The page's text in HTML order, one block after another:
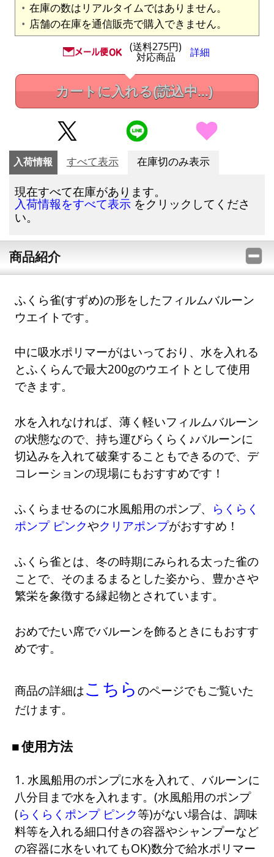
在庫の数はリアルタイムではありません。
店舗の在庫を通信販売で購入できません。
(送料275円)
対応商品 詳細
カートに入れる(読込中...)
入荷情報 すべて表示 在庫切のみ表示
現在すべて在庫があります。
入荷情報をすべて表示 をクリックしてくださ
い。
商品紹介
ふくら雀(すずめ)の形をしたフィルムバルーン
ウエイトです。
中に吸水ポリマーがはいっており、水を入れる
とふくらんで最大200gのウエイトとして使用
できます。
水を入れなければ、薄く軽いフィルムバルーン
の状態なので、持ち運びらくらく♪バルーンに
切込みを入れて破棄することもできるので、デ
コレーションの現場にもおすすめです！
ふくらませるのに水風船用のポンプ、
らくらく
ポンプ ピンクやクリアポンプがおすすめ！
ふくら雀とは、冬の時期にみられる太った雀の
ことで、そのまるまるとした姿から、豊かさや
繁栄を象徴する縁起物とされています。
おめでたい席でバルーンを飾るときにもおすす
めです。
商品の詳細はこちらのページでもご覧いた
だけます。
使用方法
1. 水風船用のポンプに水を入れて、バルーンに
八分目まで水を入れます。(水風船用のポンプ
(らくらくポンプ ピンク等)がない場合は、調味
料等を入れる細口付きの容器やシャンプーなど
の容器に水をいれてもOK)数分で給水ポリマー